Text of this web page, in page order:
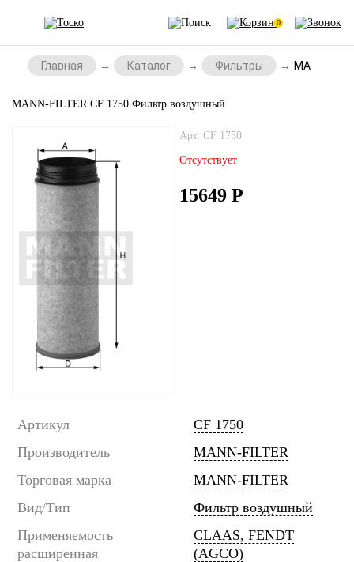
0
Главная Каталог Фильтры MANN-
MANN-FILTER CF 1750 Фильтр воздушный
Арт. CF 1750
Отсутствует
15649 Р
Артикул
CF 1750
Производитель
MANN-FILTER
Торговая марка
MANN-FILTER
Вид/Тип
Фильтр воздушный
Применяемость
расширенная
CLAAS, FENDT
(AGCO)